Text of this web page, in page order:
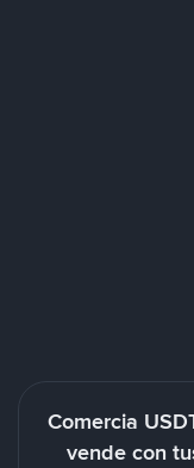
Comercia
vende con